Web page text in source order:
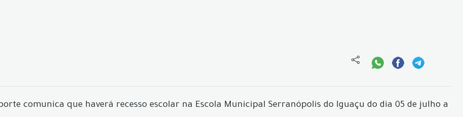
comunica que haverá recesso escolar na Escola Municipal Serranópolis do Iguaçu do dia 05 de julho a